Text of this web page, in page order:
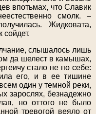
впотьмах, что Славик
смолк. –
Жидковата,
сойдет.
слышалось лишь
да шелест в камышах,
стало не по себе:
его, и в ее тишине
один у темной реки,
зарослях, безнадежно
но оттого не было
тревогой веяло от